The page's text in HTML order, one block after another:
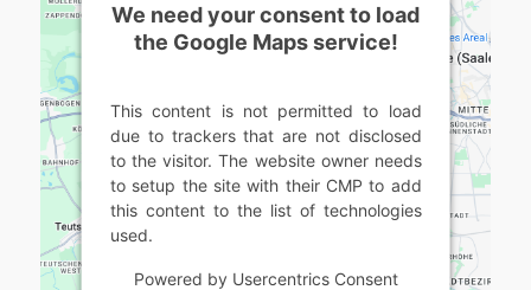
We need your consent to load
the Google Maps service!
This content is not permitted to load
due to trackers that are not disclosed
to the visitor. The website owner needs
to setup the site with their CMP to add
this content to the list of technologies
used.
Powered by Usercentrics Consent